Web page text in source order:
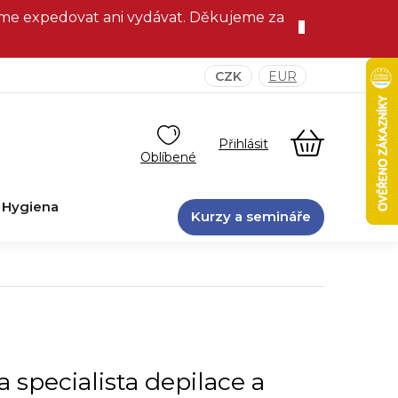
expedovat ani vydávat. Děkujeme za
CZK EUR
NÁKUPNÍ
KOŠÍK
Hygiena
Kurzy a semináře
specialista depilace a